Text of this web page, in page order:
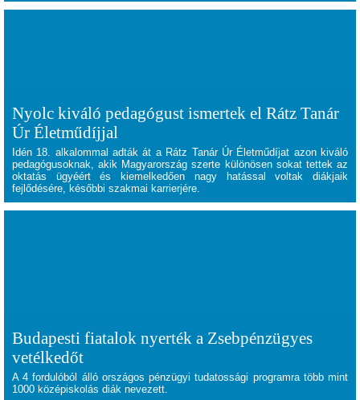
Nyolc kiváló pedagógust ismertek el Rátz Tanár
Úr Életműdíjjal
Idén 18. alkalommal adták át a Rátz Tanár Úr Életműdíjat azon kiváló
pedagógusoknak, akik Magyarország szerte különösen sokat tettek az
oktatás ügyéért és kiemelkedően nagy hatással voltak diákjaik
fejlődésére, későbbi szakmai karrierjére.
Budapesti fiatalok nyerték a Zsebpénzügyes
vetélkedőt
A 4 fordulóból álló országos pénzügyi tudatossági programra több mint
1000 középiskolás diák nevezett.